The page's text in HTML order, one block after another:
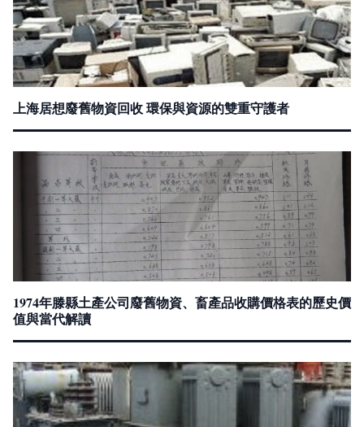
上海居想廢舊物資回收 環保與資源的雙重守護者
1974年滕縣土產公司廢舊物資、畜產品收購價格表的歷史價
值與當代解讀